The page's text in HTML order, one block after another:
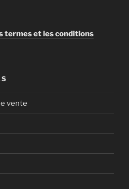
termes et les conditions
vente